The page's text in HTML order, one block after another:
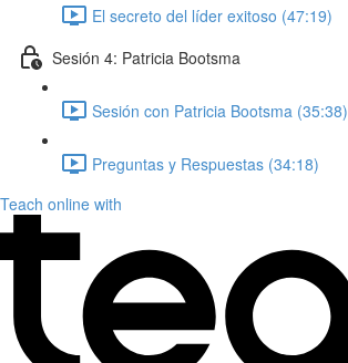
El secreto del líder exitoso (47:19)
Sesión 4: Patricia Bootsma
Sesión con Patricia Bootsma (35:38)
Preguntas y Respuestas (34:18)
Teach online with